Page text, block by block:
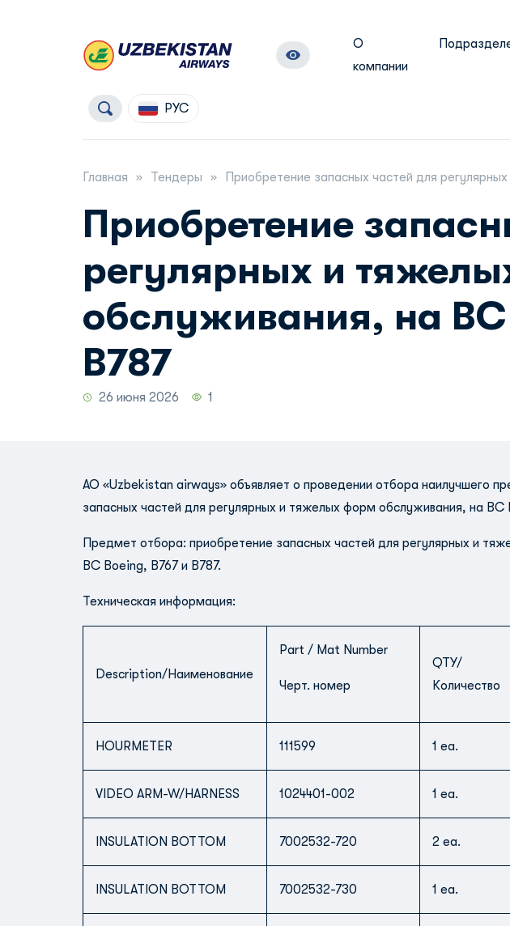
О
компании
РУС
Главная Тендеры Приобретение запасных частей для
Приобретение
регулярных и
обслуживания, на ВС
B787
26 июня 2026 1
AO «Uzbekistan airways» объявляет о проведении отбора наилучшего
запасных частей для регулярных и тяжелых форм обслуживания, на ВС
Предмет отбора: приобретение запасных частей для регулярных и
ВС Boeing, B767 и B787.
Техническая информация:
Description/Наименование
Part / Mat Number
Черт. номер
QTY/
Количество
HOURMETER 111599 1 ea.
VIDEO ARM-W/HARNESS 1024401-002 1 ea.
INSULATION BOTTOM 7002532-720 2 ea.
INSULATION BOTTOM 7002532-730 1 ea.